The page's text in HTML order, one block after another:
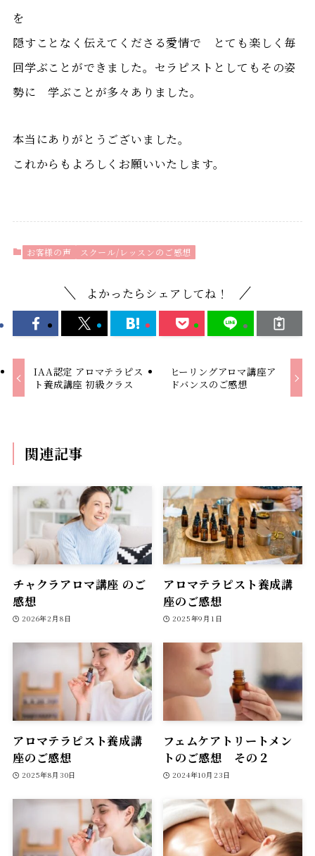
を
隠すことなく伝えてくださる愛情で とても楽しく毎
回学ぶことができました。セラピストとしてもその姿
勢に 学ぶことが多々ありました。
本当にありがとうございました。
これからもよろしくお願いいたします。
お客様の声 スクール/レッスンのご感想
よかったらシェアしてね！
IAA認定 アロマテラピス
ト養成講座 初級クラス
ヒーリングアロマ講座ア
ドバンスのご感想
関連記事
チャクラアロマ講座 のご
感想
2026年2月8日
アロマテラピスト養成講
座のご感想
2025年9月1日
アロマテラピスト養成講
座のご感想
2025年8月30日
フェムケアトリートメン
トのご感想 その２
2024年10月23日